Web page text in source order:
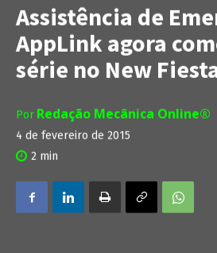
Assistência de
AppLink agora
série no New
Por Redação Mecânica Online®
4 de fevereiro de 2015
2 min